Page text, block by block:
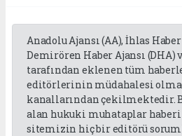
Anadolu Ajansı (AA), İhlas
Demirören Haber Ajansı (DHA)
tarafından eklenen tüm
editörlerinin müdahalesi
kanallarından çekilmektedir.
alan hukuki muhataplar haberi
sitemizin hiç bir editörü